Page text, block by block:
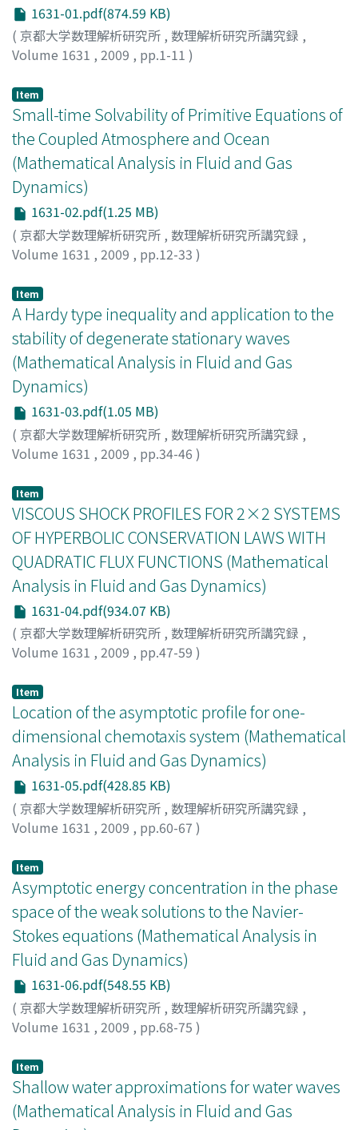
1631-01.pdf(874.59 KB)
( 京都大学数理解析研究所 , 数理解析研究所講究録 ,
Volume 1631 , 2009 , pp.1-11 )
孝;マツムラ, アキタカ
Item
Small-time Solvability of Primitive Equations of
the Coupled Atmosphere and Ocean
(Mathematical Analysis in Fluid and Gas
Dynamics)
1631-02.pdf(1.25 MB)
( 京都大学数理解析研究所 , 数理解析研究所講究録 ,
Volume 1631 , 2009 , pp.12-33 )
Item
A Hardy type inequality and application to the
stability of degenerate stationary waves
(Mathematical Analysis in Fluid and Gas
Dynamics)
1631-03.pdf(1.05 MB)
( 京都大学数理解析研究所 , 数理解析研究所講究録 ,
Volume 1631 , 2009 , pp.34-46 )
和浩;
Item
VISCOUS SHOCK PROFILES FOR 2×2 SYSTEMS
OF HYPERBOLIC CONSERVATION LAWS WITH
QUADRATIC FLUX FUNCTIONS (Mathematical
Analysis in Fluid and Gas Dynamics)
1631-04.pdf(934.07 KB)
( 京都大学数理解析研究所 , 数理解析研究所講究録 ,
Volume 1631 , 2009 , pp.47-59 )
崎, 満
Item
Location of the asymptotic profile for one-
dimensional chemotaxis system (Mathematical
Analysis in Fluid and Gas Dynamics)
1631-05.pdf(428.85 KB)
( 京都大学数理解析研究所 , 数理解析研究所講究録 ,
Volume 1631 , 2009 , pp.60-67 )
Item
Asymptotic energy concentration in the phase
space of the weak solutions to the Navier-
Stokes equations (Mathematical Analysis in
Fluid and Gas Dynamics)
1631-06.pdf(548.55 KB)
( 京都大学数理解析研究所 , 数理解析研究所講究録 ,
Volume 1631 , 2009 , pp.68-75 )
Item
Shallow water approximations for water waves
(Mathematical Analysis in Fluid and Gas